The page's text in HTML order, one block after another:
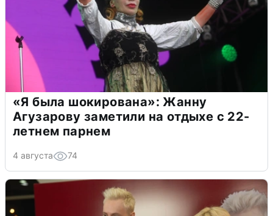
«Я была шокирована»: Жанну
Агузарову заметили на отдыхе с 22-
летнем парнем
4 августа 74